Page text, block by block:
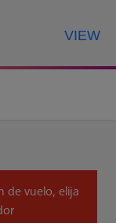
VIEW
de vuelo, elija